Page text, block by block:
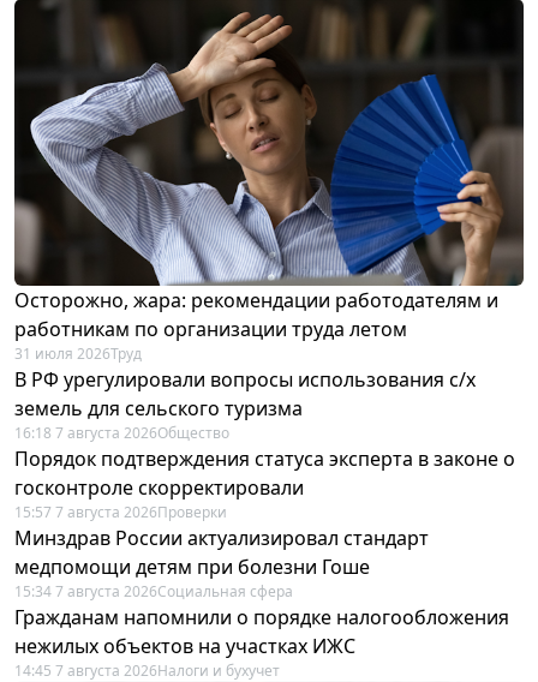
Осторожно, жара: рекомендации работодателям и
работникам по организации труда летом
31 июля 2026Труд
В РФ урегулировали вопросы использования с/х
земель для сельского туризма
16:18 7 августа 2026Общество
Порядок подтверждения статуса эксперта в законе о
госконтроле скорректировали
15:57 7 августа 2026Проверки
Минздрав России актуализировал стандарт
медпомощи детям при болезни Гоше
15:34 7 августа 2026Социальная сфера
Гражданам напомнили о порядке налогообложения
нежилых объектов на участках ИЖС
14:45 7 августа 2026Налоги и бухучет